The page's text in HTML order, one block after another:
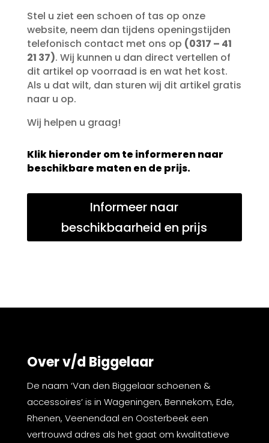
Stel u ziet een schoen of tas op onze
website, neem dan tijdens openingstijden
telefonisch contact met ons op (0317 – 41
21 37). Wij kunnen u dan direct vertellen of
dit artikel op voorraad is en wat het kost.
Als u dat wilt, dan sturen wij dit artikel gratis
naar u op.
Wij helpen u graag!
Klik hieronder om te informeren naar
beschikbare maten en de prijs.
Informeer naar
beschikbaarheid en prijs
Over v/d Biggelaar
De naam ‘Van den Biggelaar schoenen &
accessoires’ is in Wageningen, Bennekom, Ede,
Rhenen, Veenendaal en Oosterbeek een
vertrouwd adres als het gaat om kwalitatieve